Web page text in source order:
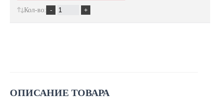
ОПИСАНИЕ ТОВАРА
Кол-во: